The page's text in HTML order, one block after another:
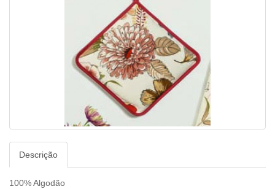
Descrição
100% Algodão